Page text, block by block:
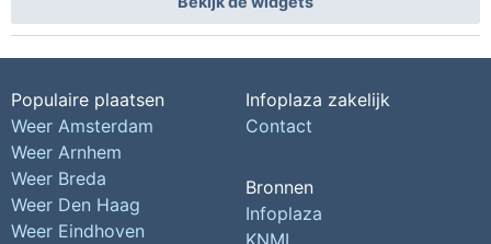
Populaire plaatsen
Weer Amsterdam
Weer Arnhem
Weer Breda
Weer Den Haag
Weer Eindhoven
Infoplaza zakelijk
Contact
Bronnen
Infoplaza